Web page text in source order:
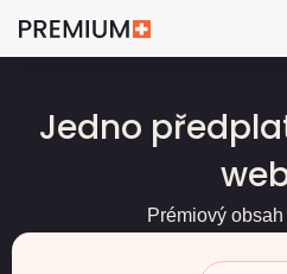
Jedno
Prémiový